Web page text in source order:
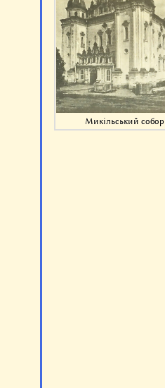
Микільський собор